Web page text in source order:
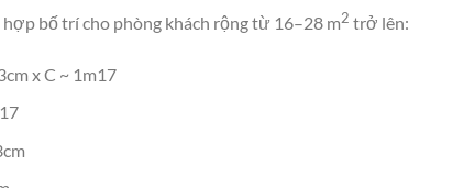
bố trí cho phòng khách rộng từ 16–28 m2 trở lên:
x C ~ 1m17